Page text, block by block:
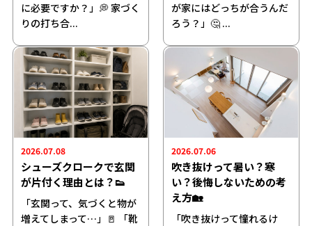
に必要ですか？」💭 家づく
りの打ち合...
が家にはどっちが合うんだ
ろう？」🤔 ...
2026.07.08
シューズクロークで玄関
が片付く理由とは？👟
「玄関って、気づくと物が
増えてしまって…」🚪 「靴
2026.07.06
吹き抜けって暑い？寒
い？後悔しないための考
え方🏡
「吹き抜けって憧れるけ